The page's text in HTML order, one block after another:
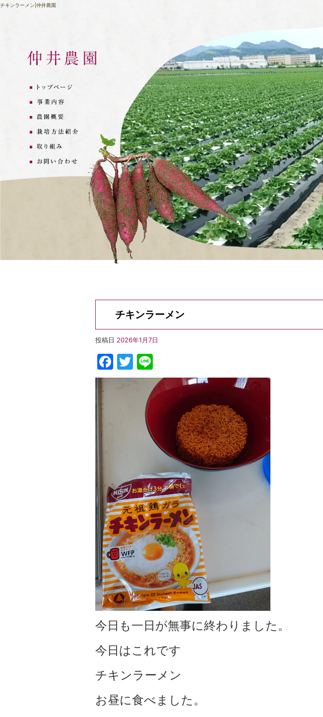
チキンラーメン|仲井農園
チキンラーメン
投稿日 2026年1月7日
Facebook
Twitter
今日も一日が無事に終わりました。
今日はこれです
チキンラーメン
お昼に食べました。